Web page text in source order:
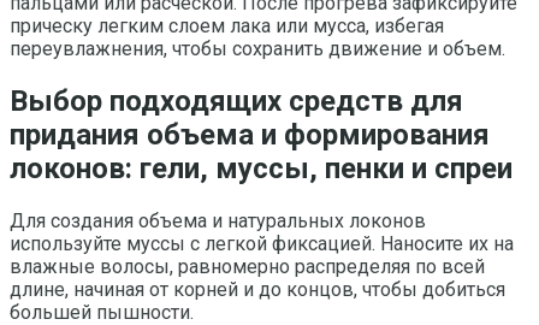
прическу легким слоем лака или мусса, избегая
переувлажнения, чтобы сохранить движение и объем.
Выбор подходящих средств для
придания объема и формирования
локонов: гели, муссы, пенки и спреи
Для создания объема и натуральных локонов
используйте муссы с легкой фиксацией. Наносите их на
влажные волосы, равномерно распределяя по всей
длине, начиная от корней и до концов, чтобы добиться
большей пышности.